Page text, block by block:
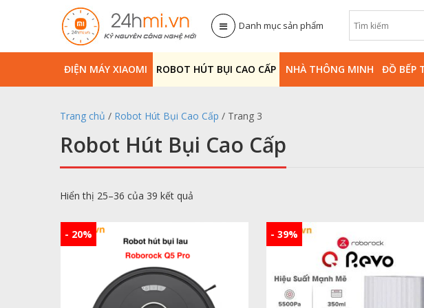
Danh mục sản phẩm
ĐIỆN MÁY XIAOMI ROBOT HÚT BỤI CAO CẤP NHÀ THÔNG MINH ĐỒ BẾP
Trang chủ / Robot Hút Bụi Cao Cấp / Trang 3
Robot Hút Bụi Cao Cấp
Hiển thị 25–36 của 39 kết quả
- 20% - 39%